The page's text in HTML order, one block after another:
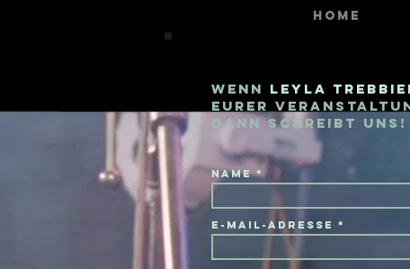
HOME
Wenn Leyla
eurer
dann schreibt uns!
Name
E-Mail-Adresse